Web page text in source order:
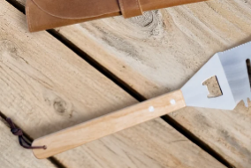
+49 39292 929695
Montag - Freitag : 8:30 - 17:00 Uhr
Samstag - Sonntag : 8:30 - 13:00 Uhr